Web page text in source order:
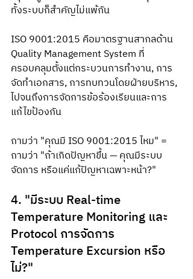
ทั้งระบบก็สำคัญไม่แพ้กัน
ISO 9001:2015 คือมาตรฐานสากลด้าน
Quality Management System ที่
ครอบคลุมตั้งแต่กระบวนการทำงาน, การ
จัดทำเอกสาร, การทบทวนโดยฝ่ายบริหาร,
ไปจนถึงการจัดการข้อร้องเรียนและการ
แก้ไขป้องกัน
ถามว่า "คุณมี ISO 9001:2015 ไหม" =
ถามว่า "ถ้าเกิดปัญหาขึ้น — คุณมีระบบ
จัดการ หรือแค่แก้ปัญหาเฉพาะหน้า?"
4. "มีระบบ Real-time
Temperature Monitoring และ
Protocol การจัดการ
Temperature Excursion หรือ
ไม่?"